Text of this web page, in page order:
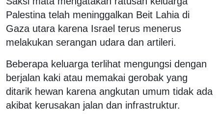
Palestina telah meninggalkan Beit Lahia di
Gaza utara karena Israel terus menerus
melakukan serangan udara dan artileri.
Beberapa keluarga terlihat mengungsi dengan
berjalan kaki atau memakai gerobak yang
ditarik hewan karena angkutan umum tidak ada
akibat kerusakan jalan dan infrastruktur.